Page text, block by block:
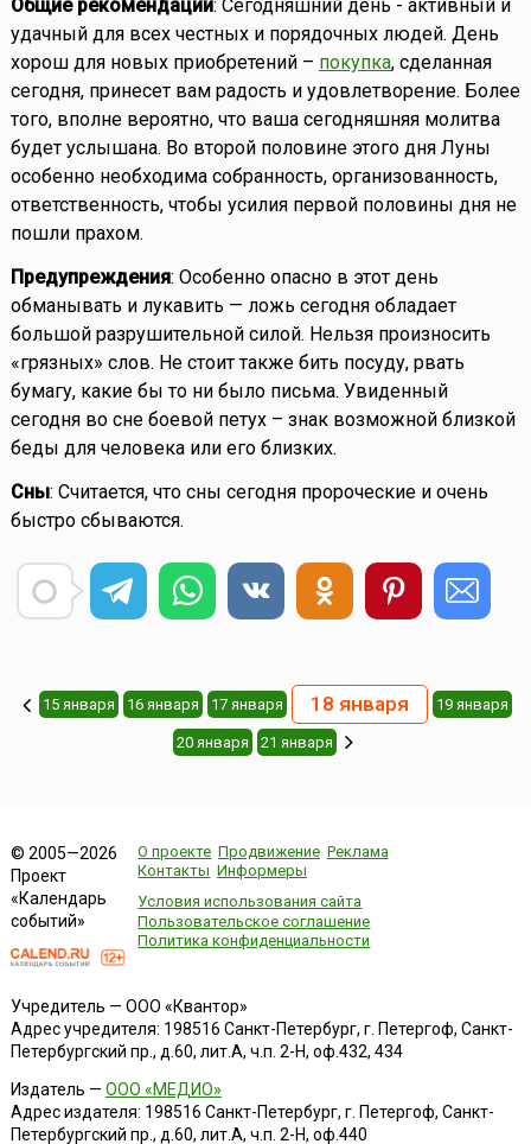
Общие рекомендации: Сегодняшний день - активный и
удачный для всех честных и порядочных людей. День
хорош для новых приобретений – покупка, сделанная
сегодня, принесет вам радость и удовлетворение. Более
того, вполне вероятно, что ваша сегодняшняя молитва
будет услышана. Во второй половине этого дня Луны
особенно необходима собранность, организованность,
ответственность, чтобы усилия первой половины дня не
пошли прахом.
Предупреждения: Особенно опасно в этот день
обманывать и лукавить — ложь сегодня обладает
большой разрушительной силой. Нельзя произносить
«грязных» слов. Не стоит также бить посуду, рвать
бумагу, какие бы то ни было письма. Увиденный
сегодня во сне боевой петух – знак возможной близкой
беды для человека или его близких.
Сны: Считается, что сны сегодня пророческие и очень
быстро сбываются.
15 января 16 января 17 января 18 января 19 января
20 января 21 января
© 2005—2026
Проект
«Календарь
событий»
О проекте Продвижение Реклама
Контакты Информеры
Условия использования сайта
Пользовательское соглашение
Политика конфиденциальности
Учредитель — ООО «Квантор»
Адрес учредителя: 198516 Санкт-Петербург, г. Петергоф, Санкт-
Петербургский пр., д.60, лит.А, ч.п. 2-Н, оф.432, 434
Издатель — ООО «МЕДИО»
Адрес издателя: 198516 Санкт-Петербург, г. Петергоф, Санкт-
Петербургский пр., д.60, лит.А, ч.п. 2-Н, оф.440